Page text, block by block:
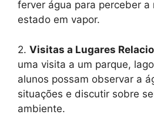
ferver água para perceber a
estado em vapor.
2. Visitas a Lugares
uma visita a um parque,
alunos possam observar a
situações e discutir sobre
ambiente.